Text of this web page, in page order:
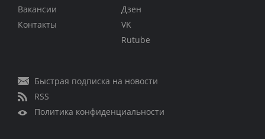
Вакансии
Контакты
Дзен
VK
Rutube
Быстрая подписка на новости
RSS
Политика конфиденциальности